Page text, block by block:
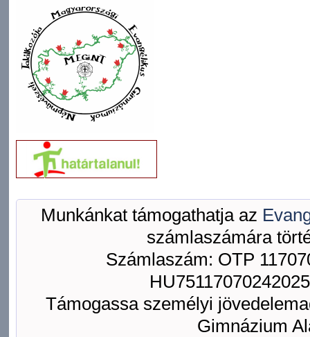
Munkánkat támogathatja az
számlaszámára
Számlaszám: OTP
Támogassa személyi
Gimnázium